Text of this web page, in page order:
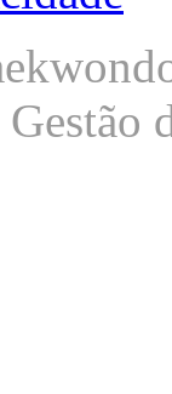
Gestão